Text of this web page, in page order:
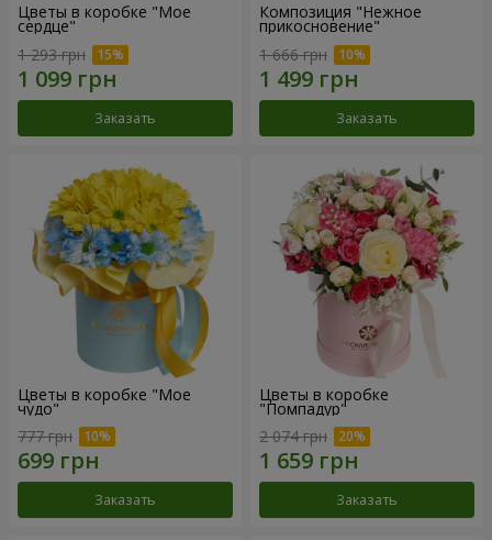
Цветы в коробке "Мое
сердце"
1 293 грн
Заказать
Композиция "Нежное
прикосновение"
1 666 грн
Заказать
Цветы в коробке "Мое
чудо"
777 грн
Заказать
Цветы в коробке
"Помпадур"
2 074 грн
Заказать